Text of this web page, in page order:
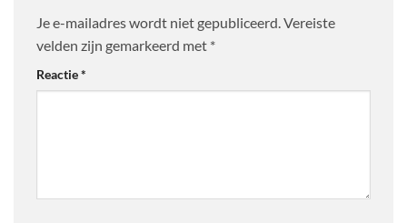
Je e-mailadres wordt niet gepubliceerd.Vereiste
velden zijn gemarkeerd met *
Reactie*